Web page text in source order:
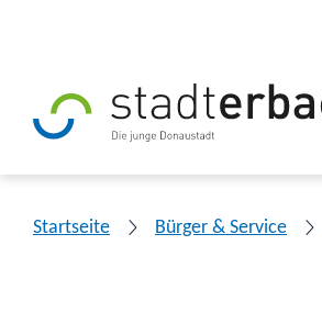
Startseite Bürger & Service